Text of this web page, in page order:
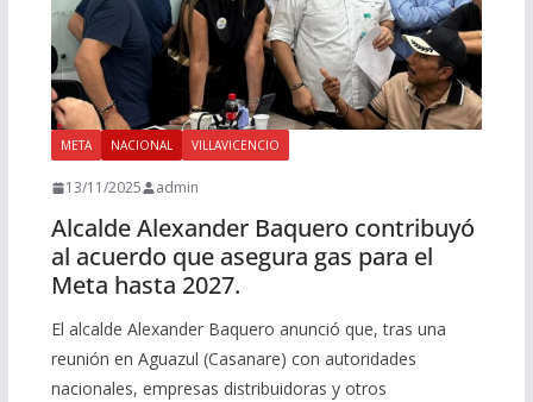
META NACIONAL VILLAVICENCIO
13/11/2025 admin
Alcalde Alexander Baquero contribuyó
al acuerdo que asegura gas para el
Meta hasta 2027.
El alcalde Alexander Baquero anunció que, tras una
reunión en Aguazul (Casanare) con autoridades
nacionales, empresas distribuidoras y otros